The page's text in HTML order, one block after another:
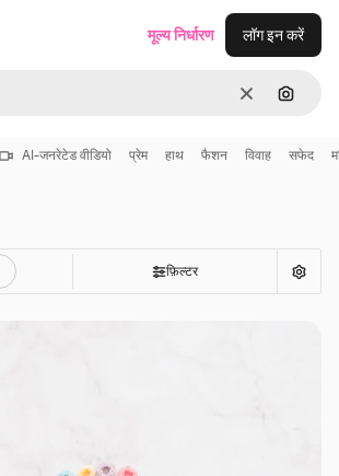
साफ़ इमेज से
मूल्य निर्धारण लॉग इन करें
AI-जनरेटेड वीडियो प्रेम हाथ फैशन विवाह सफेद
फ़िल्टर